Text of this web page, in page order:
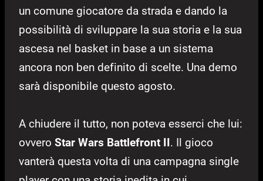
un comune giocatore da strada e dando la
possibilità di sviluppare la sua storia e la sua
ascesa nel basket in base a un sistema
ancora non ben definito di scelte. Una demo
sarà disponibile questo agosto.
A chiudere il tutto, non poteva esserci che lui:
ovvero Star Wars Battlefront II. Il gioco
vanterà questa volta di una campagna single